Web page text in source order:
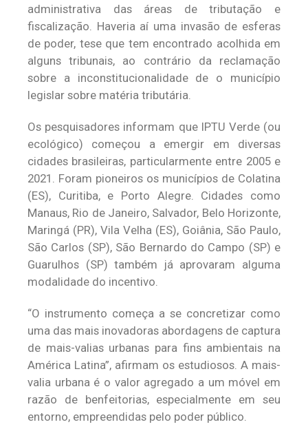
administrativa das áreas de tributação e
fiscalização. Haveria aí uma invasão de esferas
de poder, tese que tem encontrado acolhida em
alguns tribunais, ao contrário da reclamação
sobre a inconstitucionalidade de o município
legislar sobre matéria tributária.
Os pesquisadores informam que IPTU Verde (ou
ecológico) começou a emergir em diversas
cidades brasileiras, particularmente entre 2005 e
2021. Foram pioneiros os municípios de Colatina
(ES), Curitiba, e Porto Alegre. Cidades como
Manaus, Rio de Janeiro, Salvador, Belo Horizonte,
Maringá (PR), Vila Velha (ES), Goiânia, São Paulo,
São Carlos (SP), São Bernardo do Campo (SP) e
Guarulhos (SP) também já aprovaram alguma
modalidade do incentivo.
“O instrumento começa a se concretizar como
uma das mais inovadoras abordagens de captura
de mais-valias urbanas para fins ambientais na
América Latina”, afirmam os estudiosos. A mais-
valia urbana é o valor agregado a um móvel em
razão de benfeitorias, especialmente em seu
entorno, empreendidas pelo poder público.